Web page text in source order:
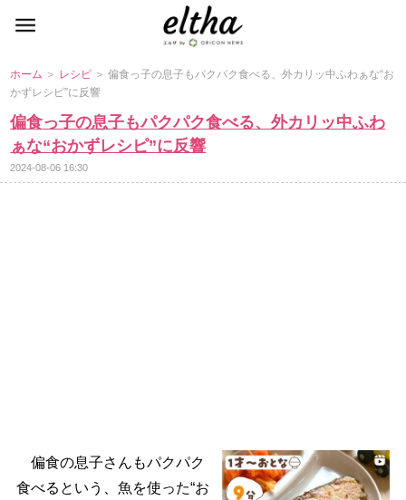
ホーム ＞ レシピ ＞ 偏食っ子の息子もパクパク食べる、外カリッ中ふわぁな“お
かずレシピ”に反響
偏食っ子の息子もパクパク食べる、外カリッ中ふわ
ぁな“おかずレシピ”に反響
2024-08-06 16:30
偏食の息子さんもパクパク
食べるという、魚を使った“お